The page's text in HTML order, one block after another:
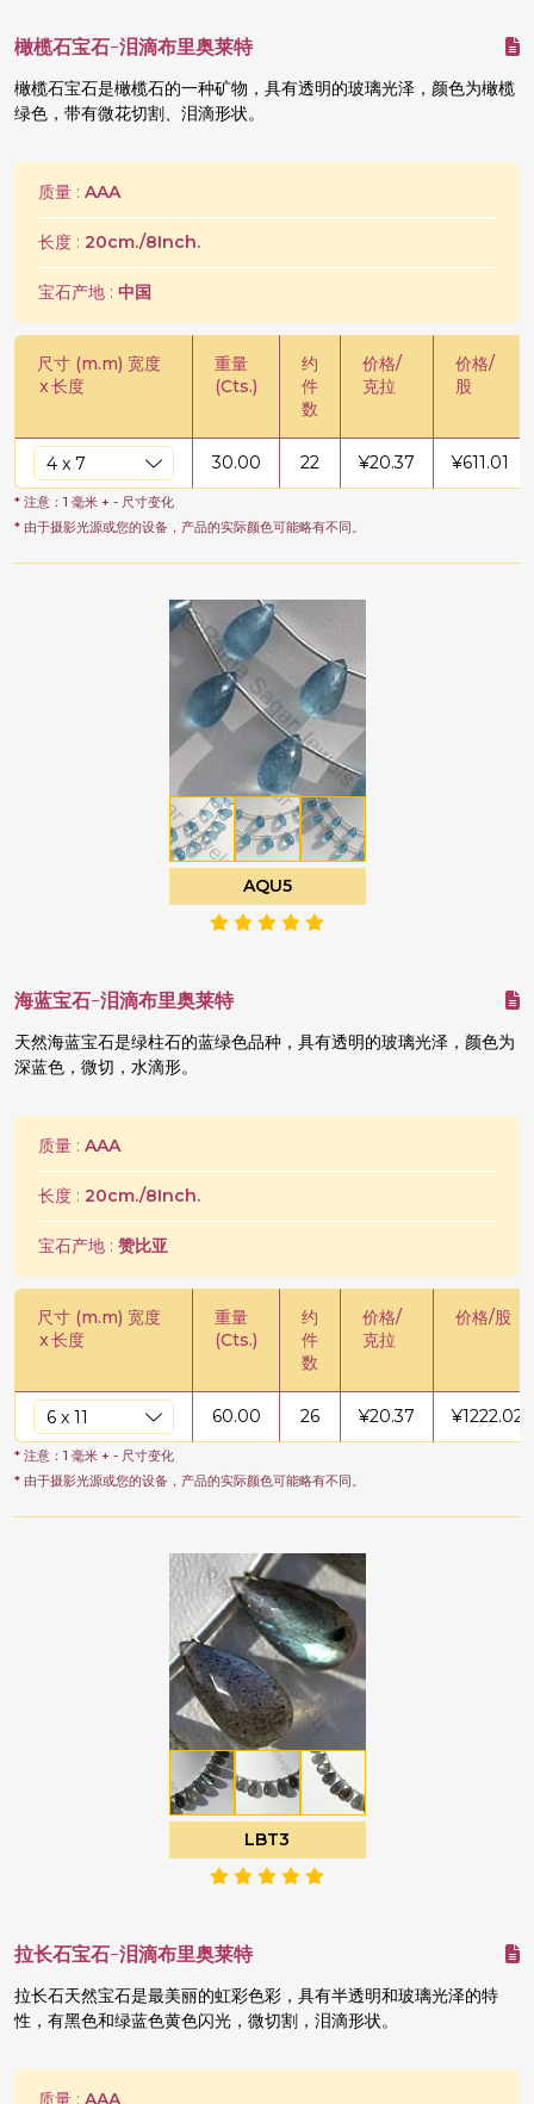
橄榄石宝石-泪滴布里奥莱特
橄榄石宝石是橄榄石的一种矿物，具有透明的玻璃光泽，颜色为橄榄
绿色，带有微花切割、泪滴形状。
质量 : AAA
长度 : 20cm./8Inch.
宝石产地 : 中国
尺寸 (m.m) 宽度
x长度
重量
(Cts.)
约
件
数
价格/
克拉
价格/
股
30.00 22 ¥20.37 ¥611.01
* 注意：1 毫米 + - 尺寸变化
* 由于摄影光源或您的设备，产品的实际颜色可能略有不同。
AQU5
海蓝宝石-泪滴布里奥莱特
天然海蓝宝石是绿柱石的蓝绿色品种，具有透明的玻璃光泽，颜色为
深蓝色，微切，水滴形。
质量 : AAA
长度 : 20cm./8Inch.
宝石产地 : 赞比亚
尺寸 (m.m) 宽度
x长度
重量
(Cts.)
约
件
数
价格/
克拉
价格/股
60.00 26 ¥20.37 ¥1222.02
* 注意：1 毫米 + - 尺寸变化
* 由于摄影光源或您的设备，产品的实际颜色可能略有不同。
LBT3
拉长石宝石-泪滴布里奥莱特
拉长石天然宝石是最美丽的虹彩色彩，具有半透明和玻璃光泽的特
性，有黑色和绿蓝色黄色闪光，微切割，泪滴形状。
质量 : AAA